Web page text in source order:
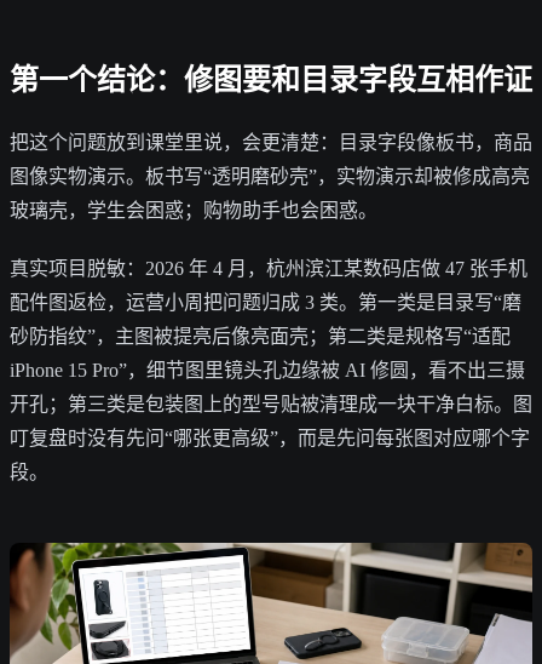
第一个结论：修图要和目录字段互相作证
把这个问题放到课堂里说，会更清楚：目录字段像板书，商品
图像实物演示。板书写“透明磨砂壳”，实物演示却被修成高亮
玻璃壳，学生会困惑；购物助手也会困惑。
真实项目脱敏：2026 年 4 月，杭州滨江某数码店做 47 张手机
配件图返检，运营小周把问题归成 3 类。第一类是目录写“磨
砂防指纹”，主图被提亮后像亮面壳；第二类是规格写“适配
iPhone 15 Pro”，细节图里镜头孔边缘被 AI 修圆，看不出三摄
开孔；第三类是包装图上的型号贴被清理成一块干净白标。图
叮复盘时没有先问“哪张更高级”，而是先问每张图对应哪个字
段。